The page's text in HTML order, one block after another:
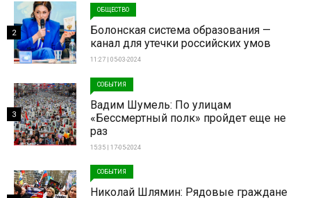
ОБЩЕСТВО
Болонская система образования —
канал для утечки российских умов
11:27 | 05-03-2024
2
СОБЫТИЯ
Вадим Шумель: По улицам
«Бессмертный полк» пройдет еще не
раз
15:35 | 17-05-2024
3
СОБЫТИЯ
Николай Шлямин: Рядовые граждане